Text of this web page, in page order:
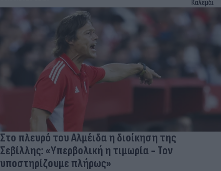
Καλεμάι
Στο πλευρό του Αλμέιδα η διοίκηση της
Σεβίλλης: «Υπερβολική η τιμωρία - Τον
υποστηρίζουμε πλήρως»